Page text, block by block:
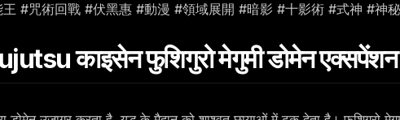
#咒術回戰 #伏黑惠 #動漫 #領域展開 #暗影 #十影術 #式神 #神
काइसेन फुशिगुरो मेगुमी डोमेन एक्सपेंशन